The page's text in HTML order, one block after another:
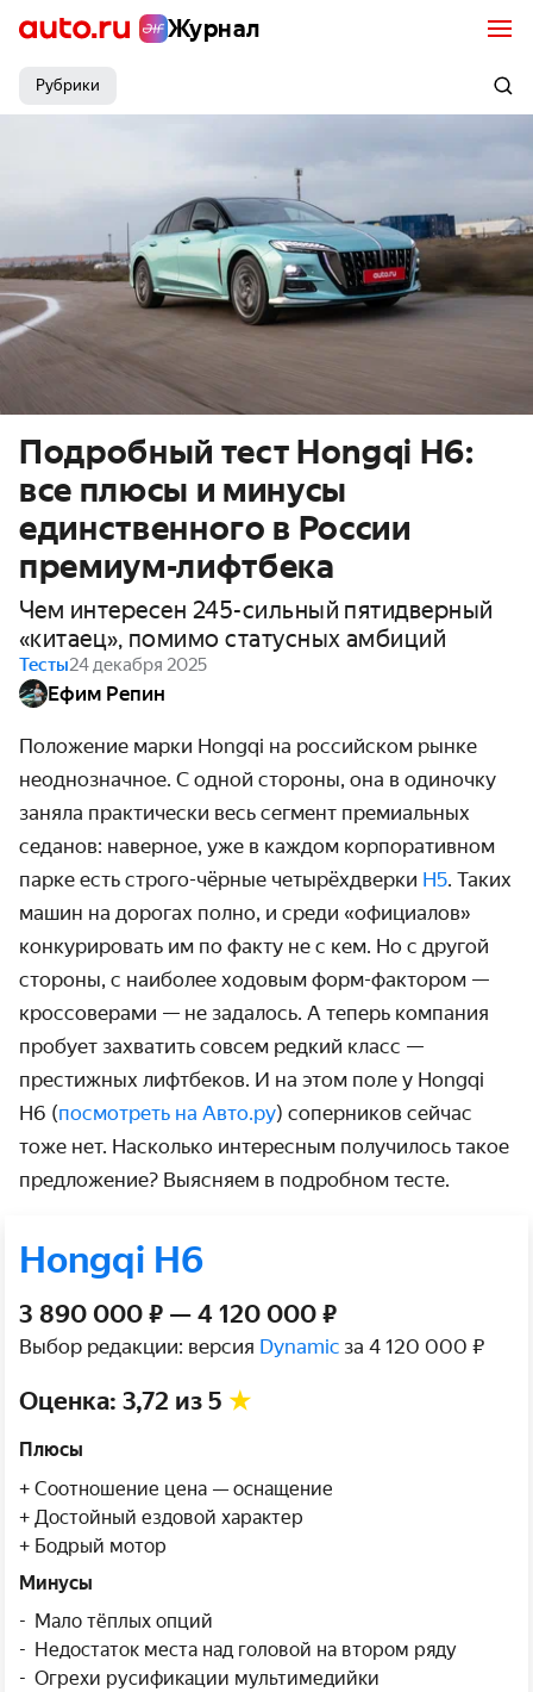
Журнал
Рубрики
Подробный тест Hongqi H6:
все плюсы и минусы
единственного в России
премиум-лифтбека
Чем интересен 245-сильный пятидверный
«китаец», помимо статусных амбиций
Тесты24 декабря 2025
Ефим Репин
Положение марки Hongqi на российском рынке
неоднозначное. С одной стороны, она в одиночку
заняла практически весь сегмент премиальных
седанов: наверное, уже в каждом корпоративном
парке есть строго-чёрные четырёхдверки H5. Таких
машин на дорогах полно, и среди «официалов»
конкурировать им по факту не с кем. Но с другой
стороны, с наиболее ходовым форм-фактором —
кроссоверами — не задалось. А теперь компания
пробует захватить совсем редкий класс —
престижных лифтбеков. И на этом поле у Hongqi
H6 (посмотреть на Авто.ру) соперников сейчас
тоже нет. Насколько интересным получилось такое
предложение? Выясняем в подробном тесте.
Hongqi H6
3 890 000 ₽ — 4 120 000 ₽
Выбор редакции: версия Dynamic за 4 120 000 ₽
Оценка: 3,72 из 5
Плюсы
Соотношение цена — оснащение
Достойный ездовой характер
Бодрый мотор
Минусы
Мало тёплых опций
Недостаток места над головой на втором ряду
Огрехи русификации мультимедийки